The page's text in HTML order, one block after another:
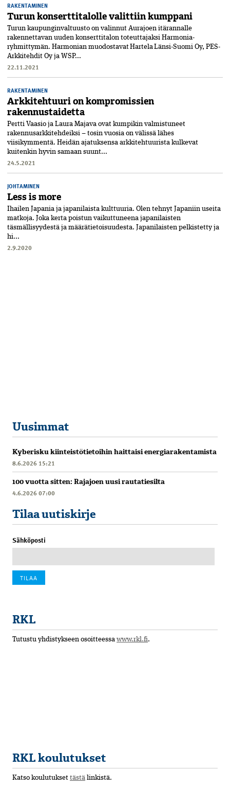
RAKENTAMINEN
Turun konserttitalolle valittiin kumppani
Turun kaupunginvaltuusto on valinnut Aurajoen itärannalle
rakennettavan uuden konserttitalon toteuttajaksi Harmonia-
ryhmittymän. Harmonian muodostavat Hartela Länsi-Suomi Oy, PES-
Arkkitehdit Oy ja WSP...
22.11.2021
RAKENTAMINEN
Arkkitehtuuri on kompromissien
rakennustaidetta
Pertti Vaasio ja Laura Majava ovat kumpikin valmistuneet
rakennusarkkitehdeiksi – tosin vuosia on välissä lähes
viisikymmentä. Heidän ajatuksensa arkkitehtuurista kulkevat
kuitenkin hyvin samaan suunt...
24.5.2021
JOHTAMINEN
Less is more
Ihailen Japania ja japanilaista kulttuuria. Olen tehnyt Japaniin useita
matkoja. Joka kerta poistun vaikuttuneena japanilaisten
täsmällisyydestä ja määrätietoisuudesta. Japanilaisten pelkistetty ja
hi...
2.9.2020
Uusimmat
Kyberisku kiinteistötietoihin haittaisi energiarakentamista
8.6.2026 15:21
100 vuotta sitten: Rajajoen uusi rautatiesilta
4.6.2026 07:00
Tilaa uutiskirje
Sähköposti
RKL
Tutustu yhdistykseen osoitteessa www.rkl.fi.
RKL koulutukset
Katso koulutukset tästä linkistä.